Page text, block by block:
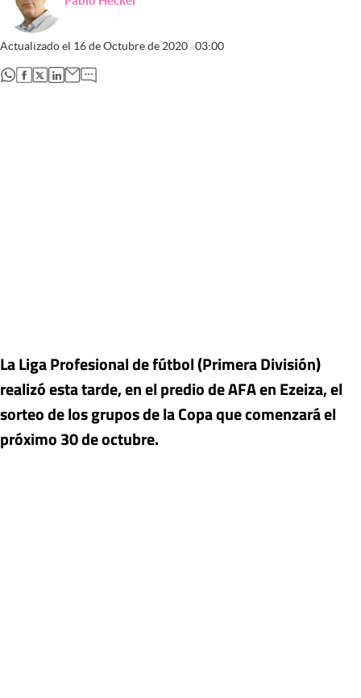
Actualizado el 16 de Octubre de 2020 03:00
abre en nueva pestaña
abre en nueva pestaña
abre en nueva pestaña
abre en nueva pestaña
La Liga Profesional de fútbol (Primera División)
realizó esta tarde, en el predio de AFA en Ezeiza, el
sorteo de los grupos de la Copa que comenzará el
próximo 30 de octubre.